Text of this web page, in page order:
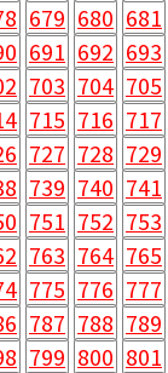
679 680 681
691 692 693
703 704 705
715 716 717
727 728 729
739 740 741
751 752 753
763 764 765
775 776 777
787 788 789
799 800 801